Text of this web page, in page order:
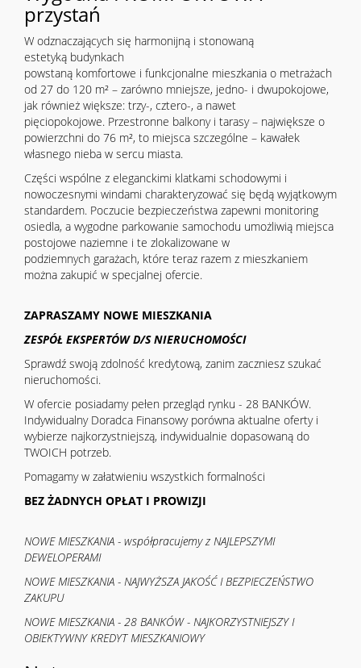
przystań
W odznaczających się harmonijną i stonowaną
estetyką budynkach
powstaną komfortowe i funkcjonalne mieszkania o metrażach
od 27 do 120 m² – zarówno mniejsze, jedno- i dwupokojowe,
jak również większe: trzy-, cztero-, a nawet
pięciopokojowe. Przestronne balkony i tarasy – największe o
powierzchni do 76 m², to miejsca szczególne – kawałek
własnego nieba w sercu miasta.
Części wspólne z eleganckimi klatkami schodowymi i
nowoczesnymi windami charakteryzować się będą wyjątkowym
standardem. Poczucie bezpieczeństwa zapewni monitoring
osiedla, a wygodne parkowanie samochodu umożliwią miejsca
postojowe naziemne i te zlokalizowane w
podziemnych garażach, które teraz razem z mieszkaniem
można zakupić w specjalnej ofercie.
ZAPRASZAMY NOWE MIESZKANIA
ZESPÓŁ EKSPERTÓW D/S NIERUCHOMOŚCI
Sprawdź swoją zdolność kredytową, zanim zaczniesz szukać
nieruchomości.
W ofercie posiadamy pełen przegląd rynku - 28 BANKÓW.
Indywidualny Doradca Finansowy porówna aktualne oferty i
wybierze najkorzystniejszą, indywidualnie dopasowaną do
TWOICH potrzeb.
Pomagamy w załatwieniu wszystkich formalności
BEZ ŻADNYCH OPŁAT I PROWIZJI
NOWE MIESZKANIA - współpracujemy z NAJLEPSZYMI
DEWELOPERAMI
NOWE MIESZKANIA - NAJWYŻSZA JAKOŚĆ I BEZPIECZEŃSTWO
ZAKUPU
NOWE MIESZKANIA - 28 BANKÓW - NAJKORZYSTNIEJSZY I
OBIEKTYWNY KREDYT MIESZKANIOWY